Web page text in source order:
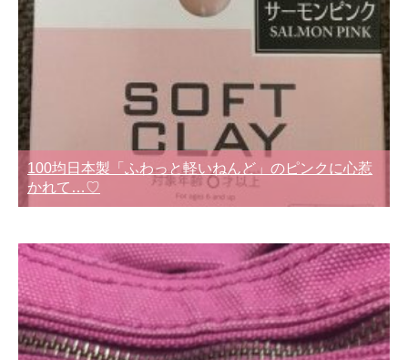
100均日本製「ふわっと軽いねんど」のピンクに心惹
かれて…♡